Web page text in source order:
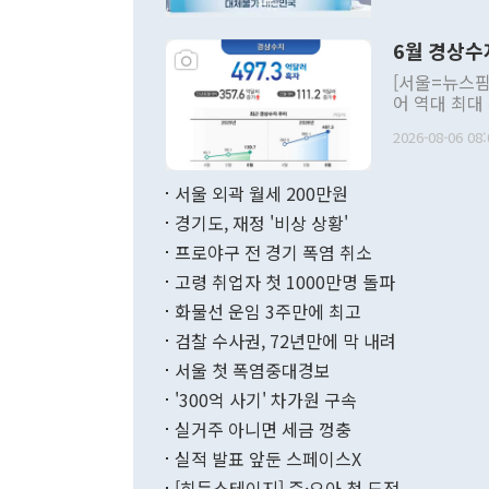
주의적 희망
관의 대북
관 부처 장
관의 무리한
다. [정동영 통일부 장관이 지난달 23일 오후 서울 종로구 정부서울청사에
무너졌다고
함께 4자 대
6월 경상
[서울=뉴스
어 역대 최
료=한국은행] 한국은행이 6일 발표한 '2026년 6월 국제수지(잠정)'
며 월간 기
196.9% 급
수출은
기록했지만
2026-08-06
서울 외곽 월세 200만원
경기도, 재정 '비상 상황'
프로야구 전 경기 폭염 취소
고령 취업자 첫 1000만명 돌파
화물선 운임 3주만에 최고
검찰 수사권, 72년만에 막 내려
서울 첫 폭염중대경보
'300억 사기' 차가원 구속
실거주 아니면 세금 껑충
실적 발표 앞둔 스페이스X